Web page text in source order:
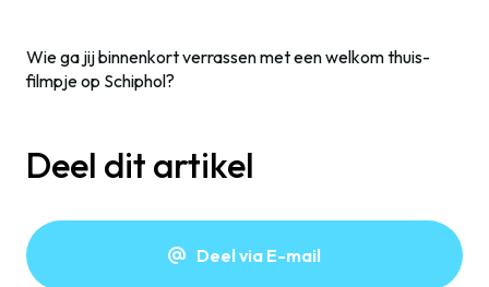
Wie ga jij binnenkort verrassen met een welkom thuis-
filmpje op Schiphol?
Deel dit artikel
Deel via E-mail